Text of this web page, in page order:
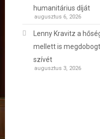
humanitárius díját
augusztus 6, 2026
Lenny Kravitz a
mellett is
szívét
augusztus 3, 2026